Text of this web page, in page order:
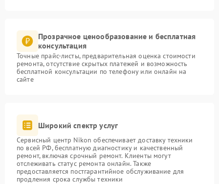
Прозрачное ценообразование и бесплатная
консультация
Точные прайс-листы, предварительная оценка стоимости
ремонта, отсутствие скрытых платежей и возможность
бесплатной консультации по телефону или онлайн на
сайте
Широкий спектр услуг
Сервисный центр Nikon обеспечивает доставку техники
по всей РФ, бесплатную диагностику и качественный
ремонт, включая срочный ремонт. Клиенты могут
отслеживать статус ремонта онлайн. Также
предоставляется постгарантийное обслуживание для
продления срока службы техники